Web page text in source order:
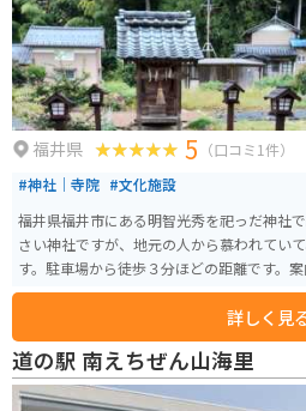
福井県 5 （口コミ1件）
#神社｜寺院 #文化施設
福井県福井市にある明智光秀を祀っだ神社
さい神社ですが、地元の人から慕われてい
す。駐車場から徒歩３分ほどの距離です。
売っています。色々教えて頂けます。
詳しく見
道の駅 南えちぜん山海里